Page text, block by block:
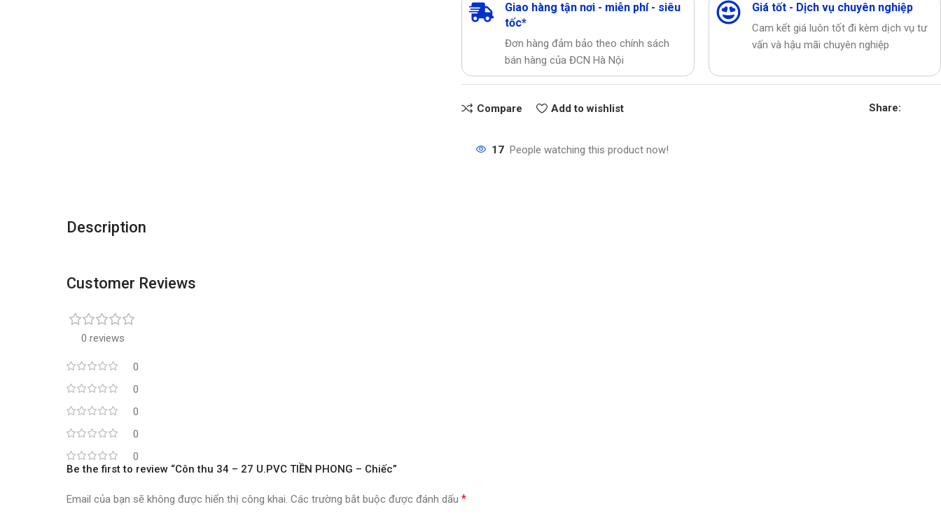
Giao hàng tận nơi - miễn phí - siêu
tốc*
Đơn hàng đảm bảo theo chính sách
bán hàng của ĐCN Hà Nội
Giá tốt - Dịch vụ chuyên nghiệp
Cam kết giá luôn tốt đi kèm dịch vụ tư
vấn và hậu mãi chuyên nghiệp
Compare Add to wishlist Share:
17 People watching this product now!
Description
Customer Reviews
0 reviews
0
0
0
0
0
Be the first to review “Côn thu 34 – 27 U.PVC TIỀN PHONG – Chiếc”
Email của bạn sẽ không được hiển thị công khai. Các trường bắt buộc được đánh dấu *